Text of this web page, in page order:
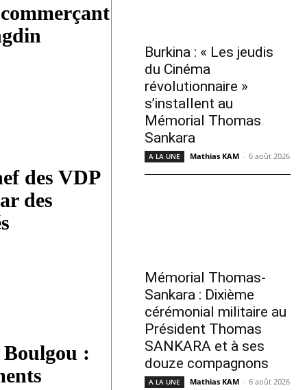
des VDP
des
:
Burkina : « Les jeudis
du Cinéma
révolutionnaire »
s’installent au
Mémorial Thomas
Sankara
A LA UNE Mathias KAM - 6 août 2026
Mémorial Thomas-
Sankara : Dixième
cérémonial militaire au
Président Thomas
SANKARA et à ses
douze compagnons
A LA UNE Mathias KAM - 6 août 2026